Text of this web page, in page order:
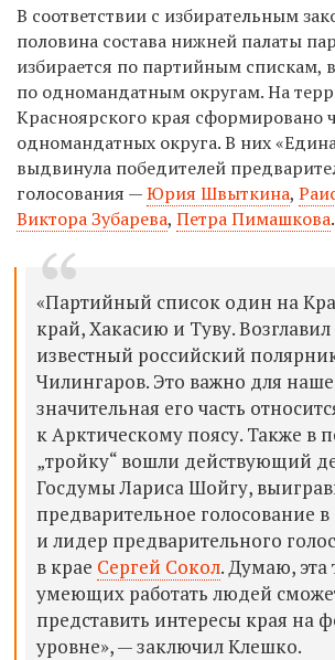
В соответствии с избирательным
половина состава нижней палаты
избирается по партийным спискам,
по одномандатным округам. На
Красноярского края сформировано
одномандатных округа. В них
выдвинула победителей
голосования —Юрия Швыткина,
Виктора Зубарева, Петра Пимашкова.
«Партийный список один на
край, Хакасию и Туву. Возглавил
известный российский
Чилингаров. Это важно для
значительная его часть
к Арктическому поясу. Также в
„тройку“ вошли действующий
Госдумы Лариса Шойгу,
предварительное голосование в
и лидер предварительного
в крае Сергей Сокол. Думаю, эта
умеющих работать людей
представить интересы края на
уровне», — заключил Клешко.